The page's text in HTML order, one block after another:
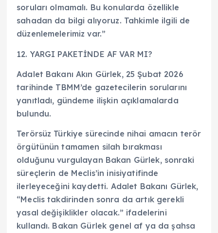
soruları olmamalı. Bu konularda özellikle
sahadan da bilgi alıyoruz. Tahkimle ilgili de
düzenlemelerimiz var.”
12. YARGI PAKETİNDE AF VAR MI?
Adalet Bakanı Akın Gürlek, 25 Şubat 2026
tarihinde TBMM’de gazetecilerin sorularını
yanıtladı, gündeme ilişkin açıklamalarda
bulundu.
Terörsüz Türkiye sürecinde nihai amacın terör
örgütünün tamamen silah bırakması
olduğunu vurgulayan Bakan Gürlek, sonraki
süreçlerin de Meclis’in inisiyatifinde
ilerleyeceğini kaydetti. Adalet Bakanı Gürlek,
“Meclis takdirinden sonra da artık gerekli
yasal değişiklikler olacak.” ifadelerini
kullandı. Bakan Gürlek genel af ya da şahsa